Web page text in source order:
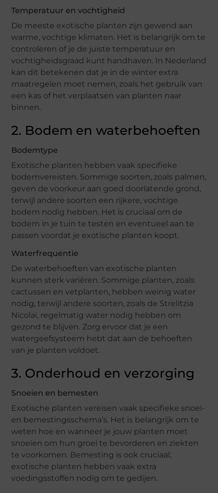
Temperatuur en vochtigheid
De meeste exotische planten zijn gewend aan
warme, vochtige klimaten. Het is belangrijk om te
controleren of je de juiste temperatuur en
vochtigheidsgraad kunt handhaven. In Nederland
kan dit betekenen dat je in de winter extra
maatregelen moet nemen, zoals het gebruik van
een kas of het verplaatsen van planten naar
binnen.
2. Bodem en waterbehoeften
Bodemtype
Exotische planten hebben vaak specifieke
bodemvereisten. Sommige soorten, zoals palmen,
geven de voorkeur aan goed doorlatende grond,
terwijl andere soorten een rijkere, vochtige
bodem nodig hebben. Het is cruciaal om de
bodem in je tuin te testen en eventueel aan te
passen voordat je exotische planten koopt.
Waterfrequentie
De waterbehoeften van exotische planten
kunnen sterk variëren. Sommige planten, zoals
cactussen en vetplanten, hebben weinig water
nodig, terwijl andere soorten, zoals de Strelitzia
Nicolai, regelmatig water nodig hebben om
gezond te blijven. Zorg ervoor dat je een
watergeefsysteem hebt dat aan de behoeften
van je planten voldoet.
3. Onderhoud en verzorging
Snoeien en bemesten
Exotische planten vereisen vaak specifieke snoei-
en bemestingsschema’s. Het is belangrijk om te
weten hoe en wanneer je jouw planten moet
snoeien om hun groei te bevorderen en ziekten
te voorkomen. Bemesting is ook cruciaal;
exotische planten hebben vaak extra
voedingsstoffen nodig om te gedijen.